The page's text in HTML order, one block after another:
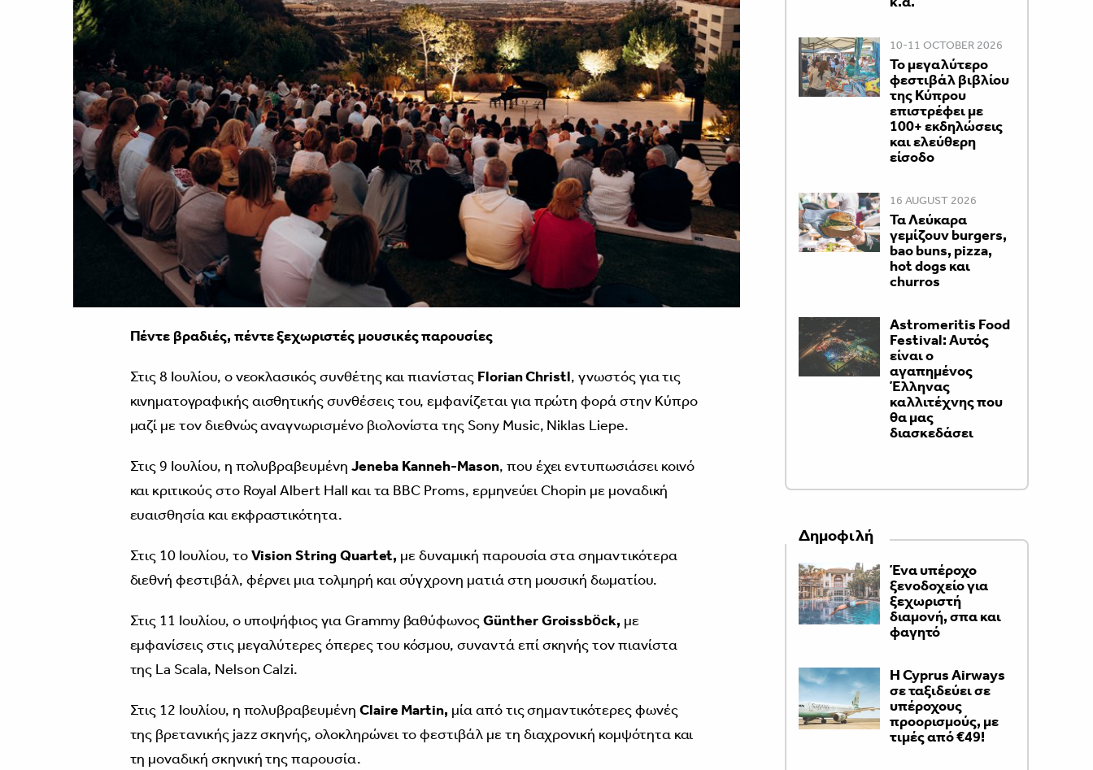
Πέντε βραδιές, πέντε ξεχωριστές μουσικές παρουσίες
Στις 8 Ιουλίου, ο νεοκλασικός συνθέτης και πιανίστας Florian Christl, γνωστός για τις
κινηματογραφικής αισθητικής συνθέσεις του, εμφανίζεται για πρώτη φορά στην Κύπρο
μαζί με τον διεθνώς αναγνωρισμένο βιολονίστα της Sony Music, Niklas Liepe.
Στις 9 Ιουλίου, η πολυβραβευμένη Jeneba Kanneh-Mason, που έχει εντυπωσιάσει κοινό
και κριτικούς στο Royal Albert Hall και τα BBC Proms, ερμηνεύει Chopin με μοναδική
ευαισθησία και εκφραστικότητα.
Στις 10 Ιουλίου, τοVision String Quartet, με δυναμική παρουσία στα σημαντικότερα
διεθνή φεστιβάλ, φέρνει μια τολμηρή και σύγχρονη ματιά στη μουσική δωματίου.
Στις 11 Ιουλίου, ο υποψήφιος για Grammy βαθύφωνος Günther Groissböck, με
εμφανίσεις στις μεγαλύτερες όπερες του κόσμου, συναντά επί σκηνής τον πιανίστα
της La Scala, Nelson Calzi.
Στις 12 Ιουλίου, η πολυβραβευμένη Claire Martin, μία από τις σημαντικότερες φωνές
της βρετανικής jazz σκηνής, ολοκληρώνει το φεστιβάλ με τη διαχρονική κομψότητα και
τη μοναδική σκηνική της παρουσία.
10-11 OCTOBER 2026
Το μεγαλύτερο
φεστιβάλ βιβλίου
της Κύπρου
επιστρέφει με
100+ εκδηλώσεις
και ελεύθερη
είσοδο
16 AUGUST 2026
Τα Λεύκαρα
γεμίζουν burgers,
bao buns, pizza,
hot dogs και
churros
Astromeritis Food
Festival: Αυτός
είναι ο
αγαπημένος
Έλληνας
καλλιτέχνης που
θα μας
διασκεδάσει
Δημοφιλή
Ένα υπέροχο
ξενοδοχείο για
ξεχωριστή
διαμονή, σπα και
φαγητό
H Cyprus Airways
σε ταξιδεύει σε
υπέροχους
προορισμούς, με
τιμές από €49!